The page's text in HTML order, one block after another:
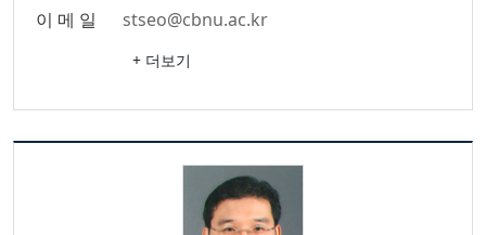
이 메 일 stseo@cbnu.ac.kr
+ 더보기